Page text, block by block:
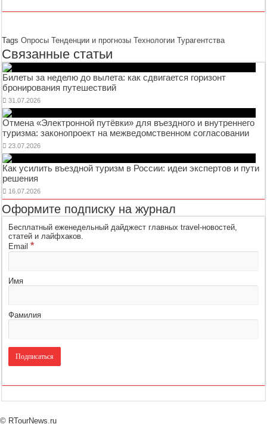
TagsОпросы Тенденции и прогнозы Технологии Турагентства
Связанные статьи
Билеты за неделю до вылета: как сдвигается горизонт
бронирования путешествий
31.07.2026
Отмена «Электронной путёвки» для въездного и внутреннего
туризма: законопроект на межведомственном согласовании
23.07.2026
Как усилить въездной туризм в России: идеи экспертов и пути
решения
16.07.2026
Оформите подписку на журнал
Бесплатный еженедельный дайджест главных travel-новостей,
статей и лайфхаков.
Email*
Имя
Фамилия
© RTourNews.ru